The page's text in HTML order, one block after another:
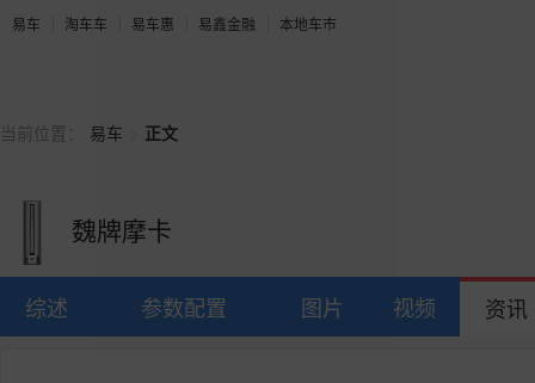
易车 淘车车 易车惠 易鑫金融 本地车市
当前位置： 易车 正文
魏牌摩卡
综述 参数配置 图片 视频 资讯